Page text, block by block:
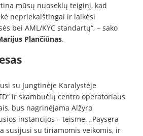
mūsų nuoseklų teiginį, kad
nepriekaištingai ir laikėsi
bei AML/KYC standartų“, – sako
Plančiūnas.
su Jungtinėje Karalystėje
ir skambučių centro operatoriaus
bus nagrinėjama Alžyro
instancijos – teisme. „Paysera
susijusi su tiriamomis veikomis, ir